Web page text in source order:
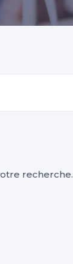
recherche.